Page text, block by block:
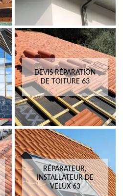
DEVIS RÉPARATION
DE TOITURE 63
RÉPARATEUR,
INSTALLATEUR DE
VELUX 63